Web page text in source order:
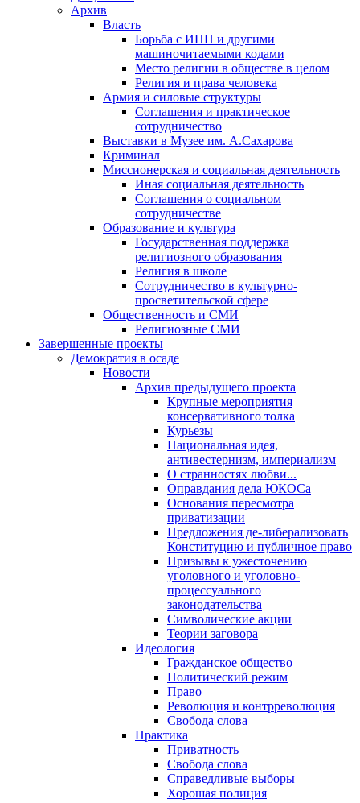
Архив
Власть
Борьба с ИНН и другими
машиночитаемыми кодами
Место религии в обществе в целом
Религия и права человека
Армия и силовые структуры
Соглашения и практическое
сотрудничество
Выставки в Музее им. А.Сахарова
Криминал
Миссионерская и социальная деятельность
Иная социальная деятельность
Соглашения о социальном
сотрудничестве
Образование и культура
Государственная поддержка
религиозного образования
Религия в школе
Сотрудничество в культурно-
просветительской сфере
Общественность и СМИ
Религиозные СМИ
Завершенные проекты
Демократия в осаде
Новости
Архив предыдущего проекта
Крупные мероприятия
консервативного толка
Курьезы
Национальная идея,
антивестернизм, империализм
О странностях любви...
Оправдания дела ЮКОСа
Основания пересмотра
приватизации
Предложения де-либерализовать
Конституцию и публичное право
Призывы к ужесточению
уголовного и уголовно-
процессуального
законодательства
Символические акции
Теории заговора
Идеология
Гражданское общество
Политический режим
Право
Революция и контрреволюция
Свобода слова
Практика
Приватность
Свобода слова
Справедливые выборы
Хорошая полиция